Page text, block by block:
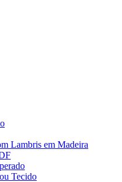
Lambris em Madeira
Tecido